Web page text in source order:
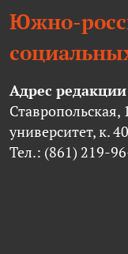
Южно-
Адрес
Ставропольская,
университет, к.
Тел.: (861) 219-